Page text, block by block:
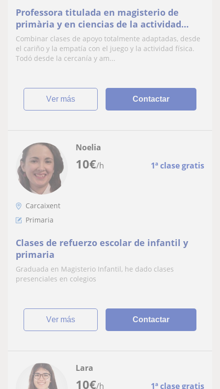
Professora titulada en magisterio de
primària y en ciencias de la actividad
física y deporte.
Combinar clases de apoyo totalmente adaptadas, desde
el cariño y la empatía con el juego y la actividad física.
Todó desde la cercanía y am...
ver más Contactar
10€/h 1ª clase gratis
Noelia
Carcaixent
Primaria
Clases de refuerzo escolar de infantil y
primaria
Graduada en Magisterio Infantil, he dado clases
presenciales en colegios
ver más Contactar
10€/h 1ª clase gratis
Lara